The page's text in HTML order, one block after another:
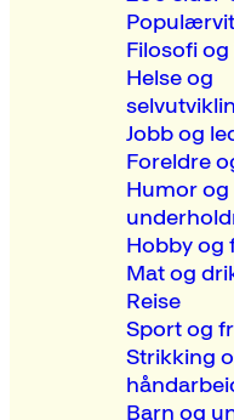
Filosofi
Helse og
Jobb og
Foreldre
Humor og
Hobby og
Mat og
Reise
Sport og
Strikking
Barn og